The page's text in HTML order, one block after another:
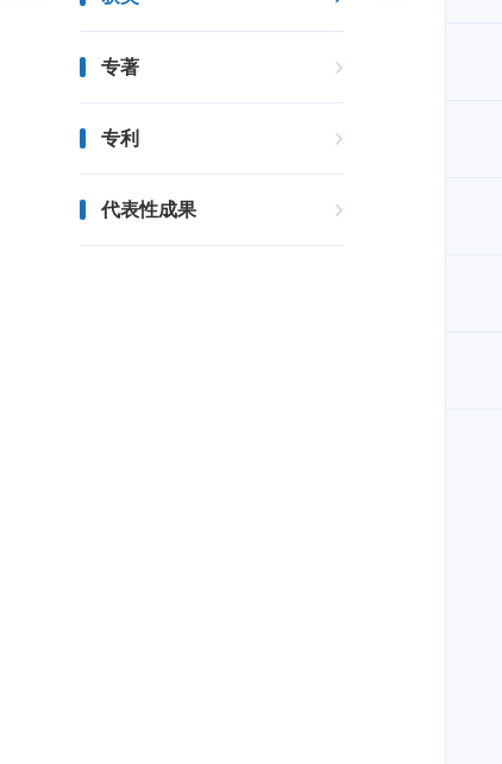
专著
专利
代表性成果